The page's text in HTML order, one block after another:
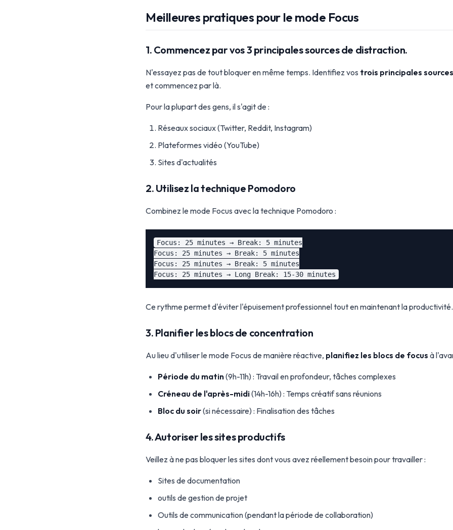
Meilleures pratiques pour le mode Focus
1. Commencez par vos 3 principales sources de distraction.
N'essayez pas de tout bloquer en même temps. Identifiez vos trois principales
et commencez par là.
Pour la plupart des gens, il s'agit de :
Réseaux sociaux (Twitter, Reddit, Instagram)
Plateformes vidéo (YouTube)
Sites d'actualités
2. Utilisez la technique Pomodoro
Combinez le mode Focus avec la technique Pomodoro :
Focus: 25 minutes → Break: 5 minutes
Focus: 25 minutes → Break: 5 minutes
Focus: 25 minutes → Break: 5 minutes
Ce rythme permet d'éviter l'épuisement professionnel tout en maintenant la productivité.
3. Planifier les blocs de concentration
Au lieu d'utiliser le mode Focus de manière réactive, planifiez les blocs de focus à
Période du matin(9h-11h) : Travail en profondeur, tâches complexes
Créneau de l'après-midi(14h-16h) : Temps créatif sans réunions
Bloc du soir(si nécessaire) : Finalisation des tâches
4. Autoriser les sites productifs
Veillez à ne pas bloquer les sites dont vous avez réellement besoin pour travailler :
Sites de documentation
outils de gestion de projet
Outils de communication (pendant la période de collaboration)